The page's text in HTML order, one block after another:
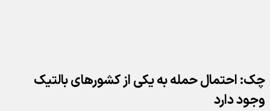
چک: احتمال حمله به یکی از کشورهای بالتیک
وجود دارد